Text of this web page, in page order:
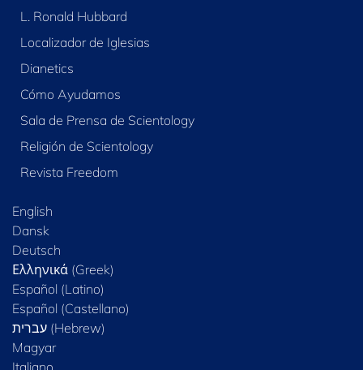
L. Ronald Hubbard
Localizador de Iglesias
Dianetics
Cómo Ayudamos
Sala de Prensa de Scientology
Religión de Scientology
Revista Freedom
English
Dansk
Deutsch
Ελληνικά (Greek)
Español (Latino)
Español (Castellano)
Magyar